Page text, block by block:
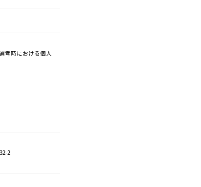
考時における個人
2